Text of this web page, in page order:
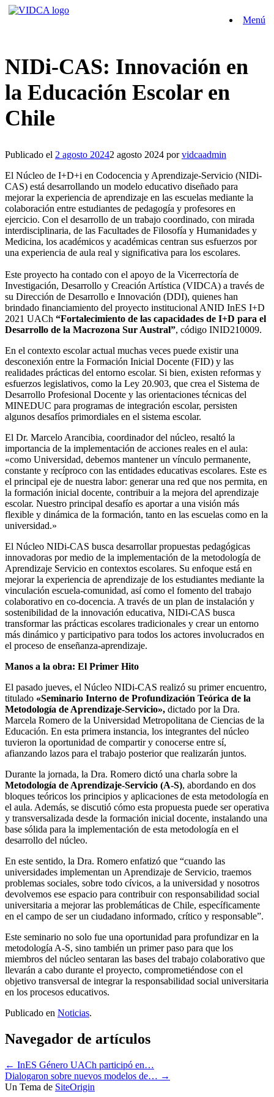
Saltar
Menú
NIDi-CAS: Innovación en
la Educación Escolar en
Chile
Publicado el 2 agosto 20242 agosto 2024 porvidcaadmin
El Núcleo de I+D+i en Codocencia y Aprendizaje-Servicio (NIDi-
CAS) está desarrollando un modelo educativo diseñado para
mejorar la experiencia de aprendizaje en las escuelas mediante la
colaboración entre estudiantes de pedagogía y profesores en
ejercicio. Con el desarrollo de un trabajo coordinado, con mirada
interdisciplinaria, de las Facultades de Filosofía y Humanidades y
Medicina, los académicos y académicas centran sus esfuerzos por
una experiencia de aula real y significativa para los escolares.
Este proyecto ha contado con el apoyo de la Vicerrectoría de
Investigación, Desarrollo y Creación Artística (VIDCA) a través de
su Dirección de Desarrollo e Innovación (DDI), quienes han
brindado financiamiento del proyecto institucional ANID InES I+D
2021 UACh “Fortalecimiento de las capacidades de I+D para el
Desarrollo de la Macrozona Sur Austral”, código INID210009.
En el contexto escolar actual muchas veces puede existir una
desconexión entre la Formación Inicial Docente (FID) y las
realidades prácticas del entorno escolar. Si bien, existen reformas y
esfuerzos legislativos, como la Ley 20.903, que crea el Sistema de
Desarrollo Profesional Docente y las orientaciones técnicas del
MINEDUC para programas de integración escolar, persisten
algunos desafíos primordiales en el sistema escolar.
El Dr. Marcelo Arancibia, coordinador del núcleo, resaltó la
importancia de la implementación de acciones reales en el aula:
«como Universidad, debemos mantener un vínculo permanente,
constante y recíproco con las entidades educativas escolares. Este es
el principal eje de nuestra labor: generar una red que nos permita, en
la formación inicial docente, contribuir a la mejora del aprendizaje
escolar. Nuestro principal desafío es aportar a una visión más
flexible y dinámica de la formación, tanto en las escuelas como en la
universidad.»
El Núcleo NIDi-CAS busca desarrollar propuestas pedagógicas
innovadoras por medio de la implementación de la metodología de
Aprendizaje Servicio en contextos escolares. Su enfoque está en
mejorar la experiencia de aprendizaje de los estudiantes mediante la
vinculación escuela-comunidad, así como el fomento del trabajo
colaborativo en co-docencia. A través de un plan de instalación y
sostenibilidad de la innovación educativa, NIDi-CAS busca
transformar las prácticas escolares tradicionales y crear un entorno
más dinámico y participativo para todos los actores involucrados en
el proceso de enseñanza-aprendizaje.
Manos a la obra: El Primer Hito
El pasado jueves, el Núcleo NIDi-CAS realizó su primer encuentro,
titulado «Seminario Interno de Profundización Teórica de la
Metodología de Aprendizaje-Servicio», dictado por la Dra.
Marcela Romero de la Universidad Metropolitana de Ciencias de la
Educación. En esta primera instancia, los integrantes del núcleo
tuvieron la oportunidad de compartir y conocerse entre sí,
afianzando lazos para el trabajo posterior que realizarán juntos.
Durante la jornada, la Dra. Romero dictó una charla sobre la
Metodología de Aprendizaje-Servicio (A-S), abordando en dos
bloques teóricos los principios y aplicaciones de esta metodología en
el aula. Además, se discutió cómo esta propuesta puede ser operativa
y transversalizada desde la formación inicial docente, instalando una
base sólida para la implementación de esta metodología en el
desarrollo del núcleo.
En este sentido, la Dra. Romero enfatizó que “cuando las
universidades implementan un Aprendizaje de Servicio, traemos
problemas sociales, sobre todo cívicos, a la universidad y nosotros
devolvemos ese espacio para contribuir con responsabilidad social
universitaria a mejorar las problemáticas de Chile, específicamente
en el campo de ser un ciudadano informado, crítico y responsable”.
Este seminario no solo fue una oportunidad para profundizar en la
metodología A-S, sino también un primer paso para que los
miembros del núcleo sentaran las bases del trabajo colaborativo que
llevarán a cabo durante el proyecto, comprometiéndose con el
objetivo transversal de integrar la responsabilidad social universitaria
en los procesos educativos.
Publicado en Noticias.
Navegador de artículos
← InES Género UACh participó en…
Dialogaron sobre nuevos modelos de… →
Un Tema de SiteOrigin